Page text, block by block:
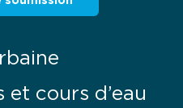
et cours d’eau